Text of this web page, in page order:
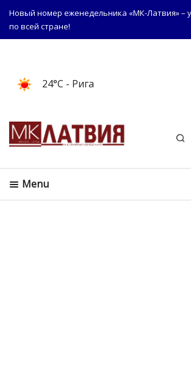
Новый номер еженедельника «МК-Латвия» –
по всей стране!
24°C - Рига
Menu